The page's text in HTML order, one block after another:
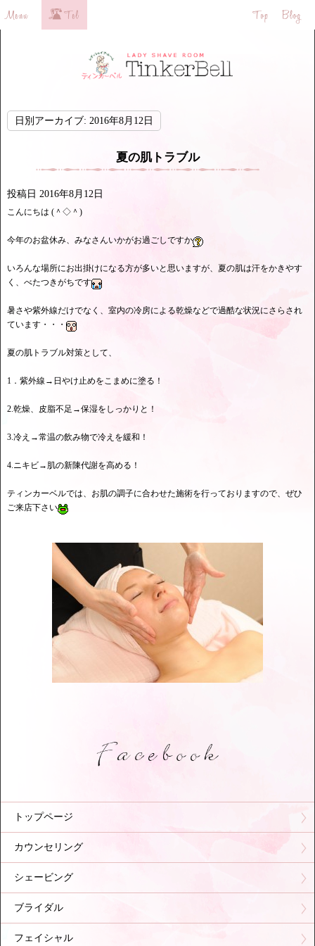
日別アーカイブ: 2016年8月12日
夏の肌トラブル
投稿日 2016年8月12日
こんにちは (＾◇＾)
今年のお盆休み、みなさんいかがお過ごしですか
いろんな場所にお出掛けになる方が多いと思いますが、夏の肌は汗をかきやす
く、べたつきがちです
暑さや紫外線だけでなく、室内の冷房による乾燥などで過酷な状況にさらされ
ています・・・
夏の肌トラブル対策として、
1．紫外線→日やけ止めをこまめに塗る！
2.乾燥、皮脂不足→保湿をしっかりと！
3.冷え→常温の飲み物で冷えを緩和！
4.ニキビ→肌の新陳代謝を高める！
ティンカーベルでは、お肌の調子に合わせた施術を行っておりますので、ぜひ
ご来店下さい
トップページ
カウンセリング
シェービング
ブライダル
フェイシャル